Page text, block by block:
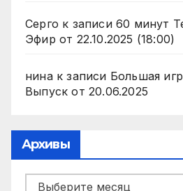
Серго к записи 60 минут
Эфир от 22.10.2025 (18:00)
нинак записи Большая
Выпуск от 20.06.2025
Архивы
Архивы